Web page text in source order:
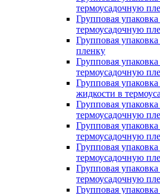
термоусадочную
Групповая
термоусадочную
Групповая
пленку
Групповая
термоусадочную
Групповая
жидкости в
Групповая
термоусадочную
Групповая
термоусадочную
Групповая
термоусадочную
Групповая
термоусадочную
Групповая упаковка